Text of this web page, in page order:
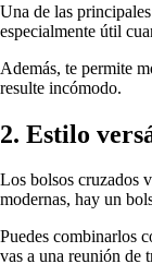
Una de las
especialmente útil
Además, te permite
resulte incómodo.
2. Estilo
Los bolsos cruzados
modernas, hay un
Puedes combinarlos
vas a una reunión de